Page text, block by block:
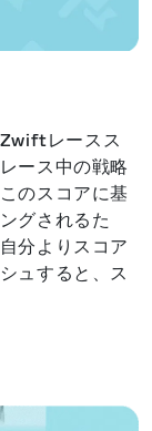
レースス
ース中の戦略
のスコアに基
グされるた
分よりスコア
ュすると、ス